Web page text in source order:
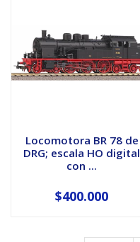
Locomotora BR 78 de
DRG; escala HO digital
con ...
$400.000